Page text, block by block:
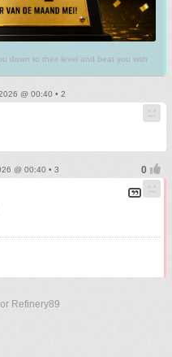
down to their level and beat you with
@ 00:40 • 2
@ 00:40 • 3
Refinery89